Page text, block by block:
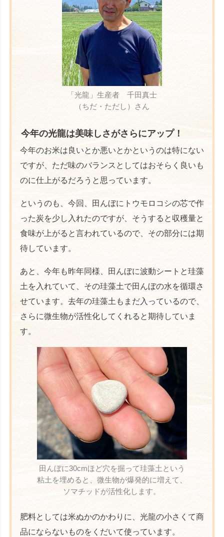
「光龍」生産者 千田真士
（ちだ・ただし）さん
今年の光龍は美味しさがさらにアップ！
今年のお米は良いとか悪いとかというのは特にない
ですが、ただ味のバランスとしてはおそらく良いも
のに仕上がるだろうと思っています。
というのも、今回、田んぼにトウモロコシの芯で作
った炭を少し入れたのですが、そうすると収穫量と
食味が上がると言われているので、その部分には期
待しています。
あと、今年も昨年同様、田んぼに波動シートと珪藻
土を入れていて、その珪藻土で田んぼの水を循環さ
せています。去年の珪藻土もまだ入っているので、
さらに微生物が活性化してくれると期待していま
す。
田んぼに30cmほど穴を掘って珪藻土という
粘土を埋めると、微生物が爆発的に増えて、
ソマチッドが活性化します。
肥料としては米ぬかのかわりに、光龍の小さくて商
品にならないものをくだいて使っています。